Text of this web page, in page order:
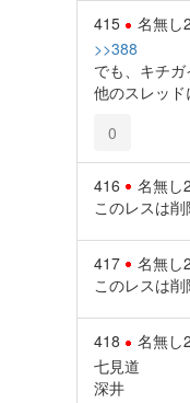
415 名無し
>>388
でも、キチガ
他のスレッ
0
416 名無し
このレスは
417 名無し
このレスは
418 名無し
七見道
深井